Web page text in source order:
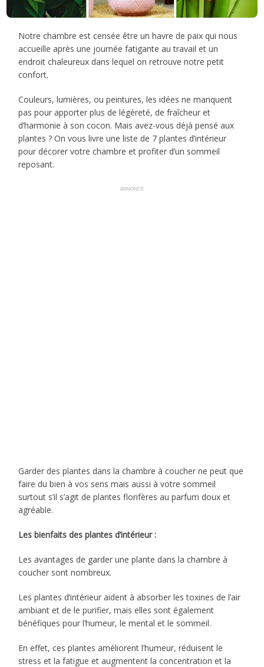
Notre chambre est censée être un havre de paix qui nous
accueille après une journée fatigante au travail et un
endroit chaleureux dans lequel on retrouve notre petit
confort.
Couleurs, lumières, ou peintures, les idées ne manquent
pas pour apporter plus de légèreté, de fraîcheur et
d’harmonie à son cocon. Mais avez-vous déjà pensé aux
plantes ? On vous livre une liste de 7 plantes d’intérieur
pour décorer votre chambre et profiter d’un sommeil
reposant.
ANNONCE
Garder des plantes dans la chambre à coucher ne peut que
faire du bien à vos sens mais aussi à votre sommeil
surtout s’il s’agit de plantes florifères au parfum doux et
agréable.
Les bienfaits des plantes d’intérieur :
Les avantages de garder une plante dans la chambre à
coucher sont nombreux.
Les plantes d’intérieur aident à absorber les toxines de l’air
ambiant et de le purifier, mais elles sont également
bénéfiques pour l’humeur, le mental et le sommeil.
En effet, ces plantes améliorent l’humeur, réduisent le
stress et la fatigue et augmentent la concentration et la